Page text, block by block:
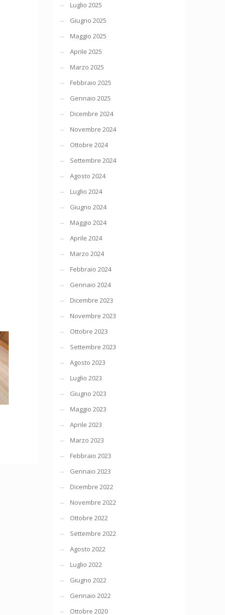
Luglio 2025
Giugno 2025
Maggio 2025
Aprile 2025
Marzo 2025
Febbraio 2025
Gennaio 2025
Dicembre 2024
Novembre 2024
Ottobre 2024
Settembre 2024
Agosto 2024
Luglio 2024
Giugno 2024
Maggio 2024
Aprile 2024
Marzo 2024
Febbraio 2024
Gennaio 2024
Dicembre 2023
Novembre 2023
Ottobre 2023
Settembre 2023
Agosto 2023
Luglio 2023
Giugno 2023
Maggio 2023
Aprile 2023
Marzo 2023
Febbraio 2023
Gennaio 2023
Dicembre 2022
Novembre 2022
Ottobre 2022
Settembre 2022
Agosto 2022
Luglio 2022
Giugno 2022
Gennaio 2022
Ottobre 2020